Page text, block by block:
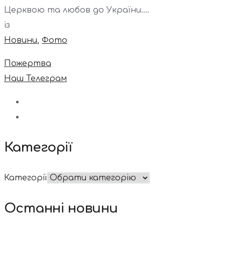
Церквою та любов до України....
із
Новини, Фото
Пожертва
Наш Телеграм
Категорії
Категорії
Останні новини